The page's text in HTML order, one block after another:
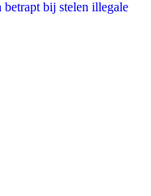
bij stelen illegale